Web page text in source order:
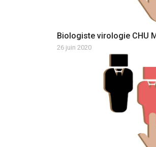
Biologiste virologie CHU
26 juin 2020